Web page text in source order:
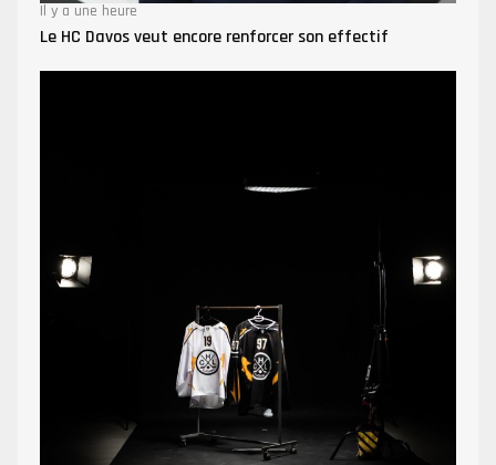
Il y a une heure
Le HC Davos veut encore renforcer son effectif